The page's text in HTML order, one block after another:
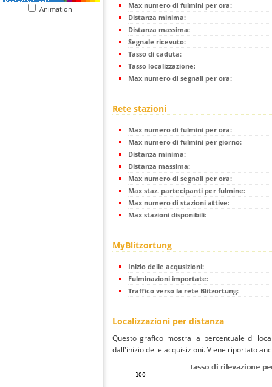
Animation
Max numero di fulmini per ora:
Distanza minima:
Distanza massima:
Segnale ricevuto:
Tasso di caduta:
Tasso localizzazione:
Max numero di segnali per ora:
Rete stazioni
Max numero di fulmini per ora:
Max numero di fulmini per giorno:
Distanza minima:
Distanza massima:
Max numero di segnali per ora:
Max staz. partecipanti per fulmine:
Max numero di stazioni attive:
Max stazioni disponibili:
MyBlitzortung
Inizio delle acqusizioni:
Fulminazioni importate:
Traffico verso la rete Blitzortung:
Localizzazioni per distanza
Questo grafico mostra la percentuale di
dall'inizio delle acquisizioni. Viene riportato